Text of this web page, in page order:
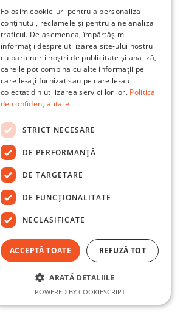
Folosim cookie-uri pentru a personaliza
conținutul, reclamele și pentru a ne analiza
traficul. De asemenea, împărtășim
informații despre utilizarea site-ului nostru
cu partenerii noștri de publicitate și analiză,
care le pot combina cu alte informații pe
care le-ați furnizat sau pe care le-au
colectat din utilizarea serviciilor lor. Politica
de confidențialitate
STRICT NECESARE
DE PERFORMANȚĂ
DE TARGETARE
DE FUNCŢIONALITATE
NECLASIFICATE
ACCEPTĂ TOATE REFUZĂ TOT
ARATĂ DETALIILE
POWERED BY COOKIESCRIPT